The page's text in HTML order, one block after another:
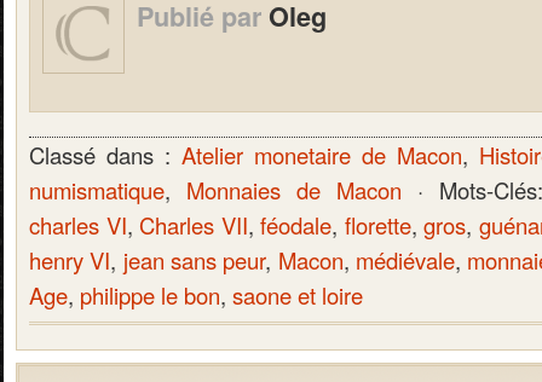
Publié par Oleg
Classé dans : Atelier monetaire de Macon,
numismatique, Monnaies de Macon · Mots-
charles VI, Charles VII,féodale, florette,gros,
henry VI, jean sans peur, Macon, médiévale,
Age, philippe le bon, saone et loire